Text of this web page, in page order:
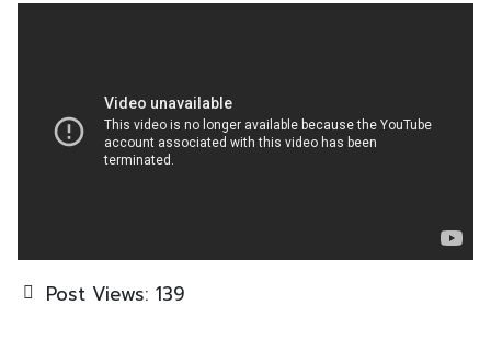
Post Views: 139